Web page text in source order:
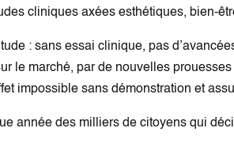
cliniques axées esthétiques, bien-
: sans essai clinique, pas
le marché, par de nouvelles
impossible sans démonstration et
année des milliers de citoyens qui